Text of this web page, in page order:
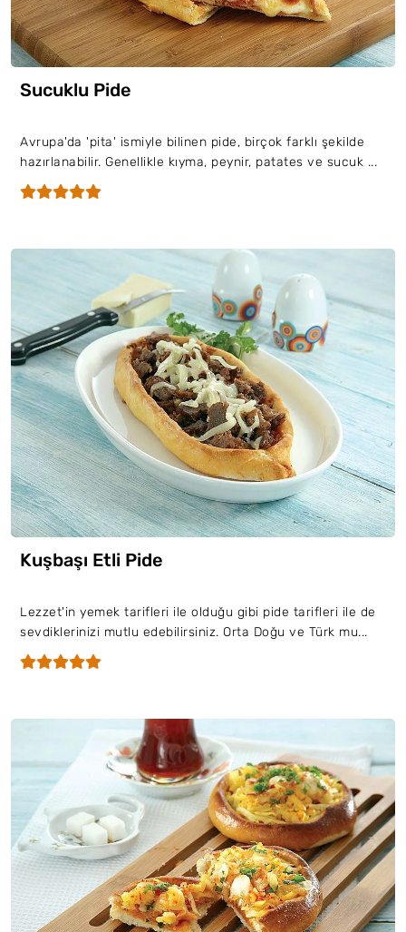
Sucuklu Pide
Avrupa'da 'pita' ismiyle bilinen pide, birçok farklı şekilde
hazırlanabilir. Genellikle kıyma, peynir, patates ve sucuk ...
Kuşbaşı Etli Pide
Lezzet'in yemek tarifleri ile olduğu gibi pide tarifleri ile de
sevdiklerinizi mutlu edebilirsiniz. Orta Doğu ve Türk mu...